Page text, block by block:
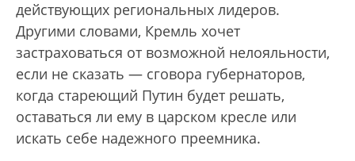
действующих региональных лидеров.
Другими словами, Кремль хочет
застраховаться от возможной нелояльности,
если не сказать — сговора губернаторов,
когда стареющий Путин будет решать,
оставаться ли ему в царском кресле или
искать себе надежного преемника.